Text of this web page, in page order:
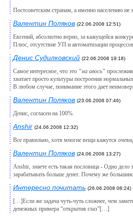
Постсоветским странам, а именно населению не
Валентин Поляков (22.06.2008 12:51)
Евгений, абсолютно верно, за кажущейся
Плюс, отсутствие УП и автоматизации
Денис Судилковский (22.06.2008 19:18)
Самое интересное, что это “на авось”
хватает просто культуры построения
В любом случае, понимание этого дает
Валентин Поляков (23.06.2008 07:46)
Денис, согласен на 100%.
Anshir (24.06.2008 12:32)
Все правильно, хотя многие вещи кажутся
Валентин Поляков (24.06.2008 13:27)
Anshir, знаете есть такая пословица - Одно
зарабатывать больше денег. Почему же
Интересно почитать (26.06.2008 08:24)
[…]Если же задача чуть-чуть сложнее, чем
денежных примера “открытия глаз”[…]